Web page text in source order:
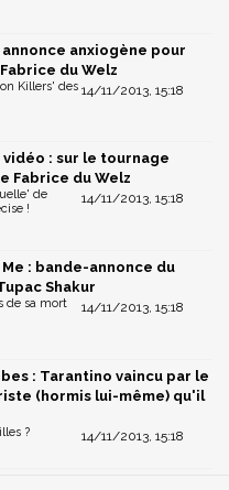
annonce anxiogène pour
du Welz
14/11/2013, 15:18
Killers' des
: sur le tournage
Fabrice du Welz
14/11/2013, 15:18
de
!
Me : bande-annonce du
Shakur
14/11/2013, 15:18
de sa mort
: Tarantino vaincu par le
(hormis lui-même) qu'il
14/11/2013, 15:18
?